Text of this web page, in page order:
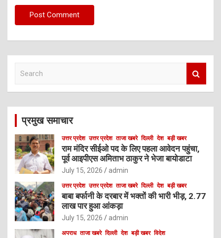
c
प्रमुख समाचार
उत्तर प्रदेश उत्तर प्रदेश ताजा खबरे दिल्ली देश बड़ी खबर
राम मंदिर सीईओ पद के लिए पहला आवेदन पहुंचा,
पूर्व आइपीएस अमिताभ ठाकुर ने भेजा बायोडाटा
July 15, 2026 admin
उत्तर प्रदेश उत्तर प्रदेश ताजा खबरे दिल्ली देश बड़ी खबर
बाबा बर्फानी के दरबार में भक्तों की भारी भीड़, 2.77
लाख पार हुआ आंकड़ा
July 15, 2026 admin
अपराध ताजा खबरे दिल्ली देश बड़ी खबर विदेश